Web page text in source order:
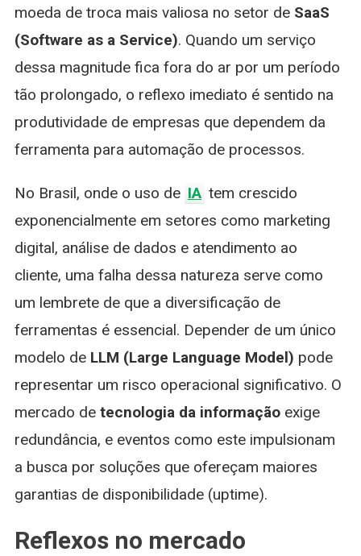
moeda de troca mais valiosa no setor de SaaS
(Software as a Service). Quando um serviço
dessa magnitude fica fora do ar por um período
tão prolongado, o reflexo imediato é sentido na
produtividade de empresas que dependem da
ferramenta para automação de processos.
No Brasil, onde o uso de IA tem crescido
exponencialmente em setores como marketing
digital, análise de dados e atendimento ao
cliente, uma falha dessa natureza serve como
um lembrete de que a diversificação de
ferramentas é essencial. Depender de um único
modelo de LLM (Large Language Model) pode
representar um risco operacional significativo. O
mercado de tecnologia da informaçãoexige
redundância, e eventos como este impulsionam
a busca por soluções que ofereçam maiores
garantias de disponibilidade (uptime).
Reflexos no mercado